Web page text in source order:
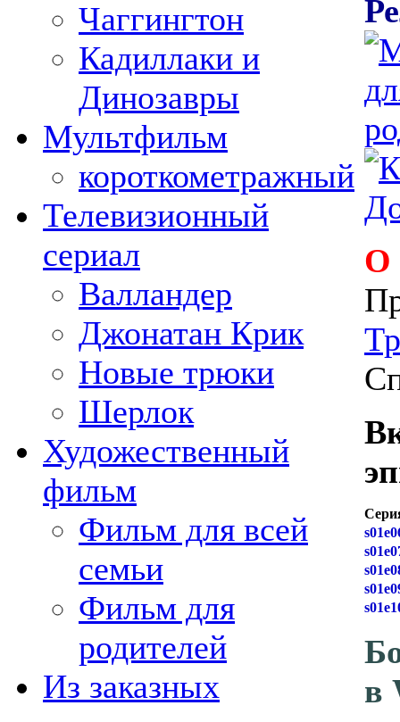
Чаггингтон
Кадиллаки и
Динозавры
Мультфильм
короткометражный
Телевизионный
сериал
Валландер
Джонатан Крик
Новые трюки
Шерлок
Художественный
фильм
Фильм для всей
семьи
Фильм для
родителей
Из заказных
О
в